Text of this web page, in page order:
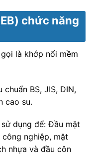
chức năng
là khớp nối mềm
BS, JIS, DIN,
cao su.
dụng để: Đầu mặt
nghiệp, mặt
nhựa và đầu côn